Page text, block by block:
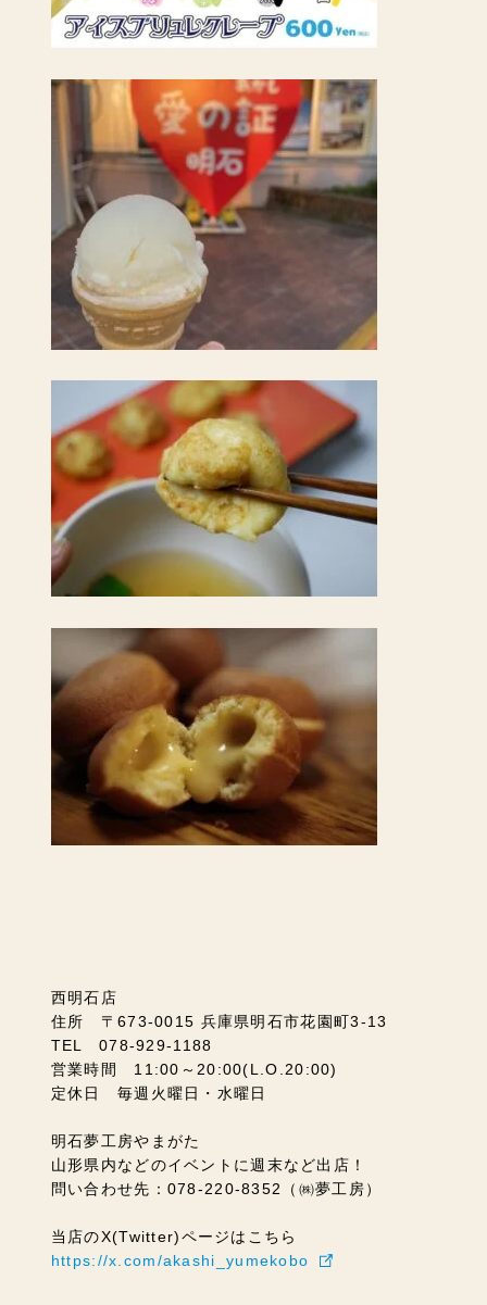
西明石店
住所 〒673-0015 兵庫県明石市花園町3-13
TEL 078-929-1188
営業時間 11:00～20:00(L.O.20:00)
定休日 毎週火曜日・水曜日
明石夢工房やまがた
山形県内などのイベントに週末など出店！
問い合わせ先：078-220-8352（㈱夢工房）
当店のX(Twitter)ページはこちら
https://x.com/akashi_yumekobo